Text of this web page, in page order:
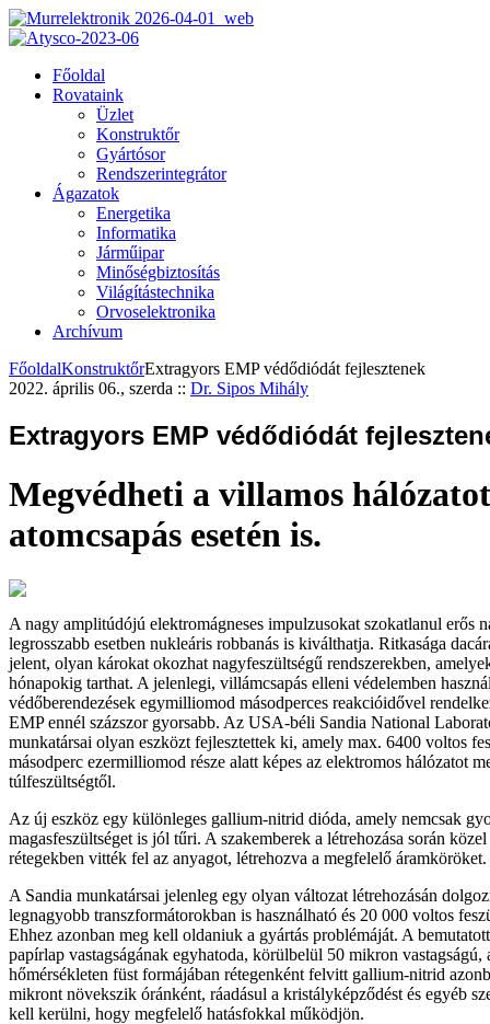
Főoldal
Rovataink
Üzlet
Konstruktőr
Gyártósor
Rendszerintegrátor
Ágazatok
Energetika
Informatika
Járműipar
Minőségbiztosítás
Világítástechnika
Orvoselektronika
Archívum
FőoldalKonstruktőrExtragyors EMP védődiódát fejlesztenek
2022. április 06., szerda :: Dr. Sipos Mihály
Extragyors EMP védődiódát
Megvédheti a villamos
atomcsapás esetén is.
A nagy amplitúdójú elektromágneses impulzusokat szokatlanul erős
legrosszabb esetben nukleáris robbanás is kiválthatja. Ritkasága
jelent, olyan károkat okozhat nagyfeszültségű rendszerekben,
hónapokig tarthat. A jelenlegi, villámcsapás elleni védelemben
védőberendezések egymilliomod másodperces reakcióidővel
EMP ennél százszor gyorsabb. Az USA-béli Sandia National
munkatársai olyan eszközt fejlesztettek ki, amely max. 6400 voltos
másodperc ezermilliomod része alatt képes az elektromos hálózatot
túlfeszültségtől.
Az új eszköz egy különleges gallium-nitrid dióda, amely nemcsak
magasfeszültséget is jól tűri. A szakemberek a létrehozása során
rétegekben vitték fel az anyagot, létrehozva a megfelelő áramköröket.
A Sandia munkatársai jelenleg egy olyan változat létrehozásán
legnagyobb transzformátorokban is használható és 20 000 voltos
Ehhez azonban meg kell oldaniuk a gyártás problémáját. A
papírlap vastagságának egyhatoda, körülbelül 50 mikron vastagságú,
hőmérsékleten füst formájában rétegenként felvitt gallium-nitrid
mikront növekszik óránként, ráadásul a kristályképződést és egyéb
kell kerülni, hogy megfelelő hatásfokkal működjön.